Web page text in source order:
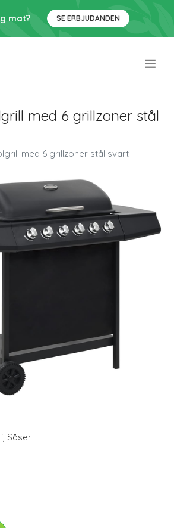
mat? SE ERBJUDANDEN
med 6 grillzoner stål
med 6 grillzoner stål svart
, Såser